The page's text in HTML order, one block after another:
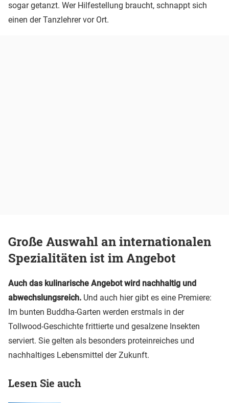
sogar getanzt. Wer Hilfestellung braucht, schnappt sich
einen der Tanzlehrer vor Ort.
Große Auswahl an internationalen
Spezialitäten ist im Angebot
Auch das kulinarische Angebot wird nachhaltig und
abwechslungsreich. Und auch hier gibt es eine Premiere:
Im bunten Buddha-Garten werden erstmals in der
Tollwood-Geschichte frittierte und gesalzene Insekten
serviert. Sie gelten als besonders proteinreiches und
nachhaltiges Lebensmittel der Zukunft.
Lesen Sie auch